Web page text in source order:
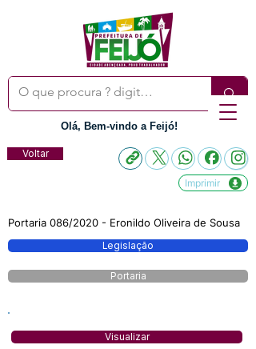
Olá, Bem-vindo a Feijó!
Voltar
Imprimir
Portaria 086/2020 - Eronildo Oliveira de Sousa
Legislação
Portaria
Visualizar